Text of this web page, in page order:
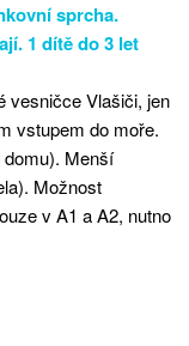
sprcha.
1 dítě do 3 let
vesničce Vlašiči, jen
vstupem do moře.
domu). Menší
Možnost
v A1 a A2, nutno